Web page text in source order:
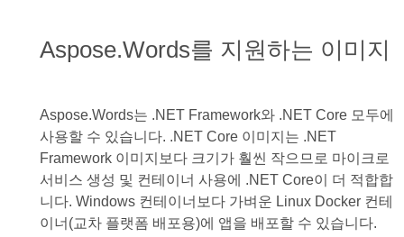
Aspose.Words를 지원하는 이미지
Aspose.Words는 .NET Framework와 .NET Core 모두에
사용할 수 있습니다. .NET Core 이미지는 .NET
Framework 이미지보다 크기가 훨씬 작으므로 마이크로
서비스 생성 및 컨테이너 사용에 .NET Core이 더 적합합
니다. Windows 컨테이너보다 가벼운 Linux Docker 컨테
이너(교차 플랫폼 배포용)에 앱을 배포할 수 있습니다.